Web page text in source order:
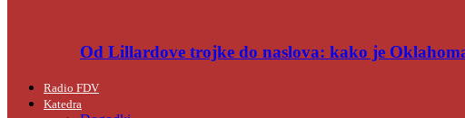
Od Lillardove trojke do naslova: kako je
Radio FDV
Katedra